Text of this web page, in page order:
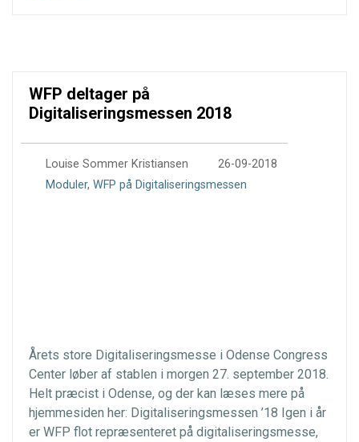
WFP deltager på
Digitaliseringsmessen 2018
Louise Sommer Kristiansen
26-09-2018
Moduler, WFP på Digitaliseringsmessen
Årets store Digitaliseringsmesse i Odense Congress
Center løber af stablen i morgen 27. september 2018.
Helt præcist i Odense, og der kan læses mere på
hjemmesiden her: Digitaliseringsmessen ’18 Igen i år
er WFP flot repræsenteret på digitaliseringsmesse,